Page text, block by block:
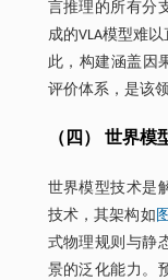
言推理的所有分
成的VLA模型难
此，构建涵盖因
评价体系，是该
（四） 世界模
世界模型技术是
技术，其架构如
式物理规则与静
景的泛化能力。